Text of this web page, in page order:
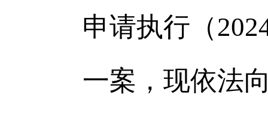
申请执行 （
一案，现依法